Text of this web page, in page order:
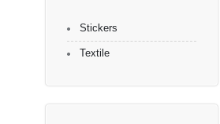
Stickers
Textile